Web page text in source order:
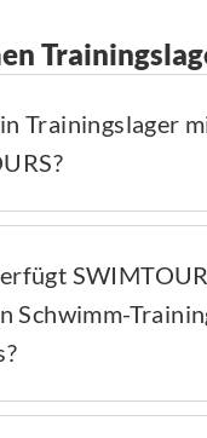
Trainingslager
Schwimm-